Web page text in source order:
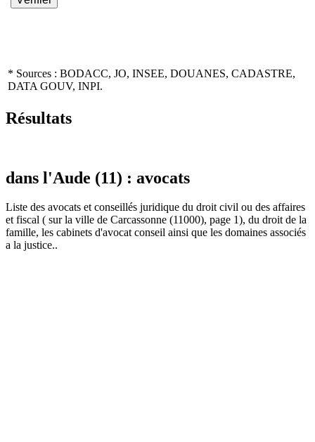
* Sources : BODACC, JO, INSEE, DOUANES, CADASTRE,
DATA GOUV, INPI.
Résultats
dans l'Aude (11) : avocats
Liste des avocats et conseillés juridique du droit civil ou des affaires
et fiscal ( sur la ville de Carcassonne (11000), page 1), du droit de la
famille, les cabinets d'avocat conseil ainsi que les domaines associés
a la justice..